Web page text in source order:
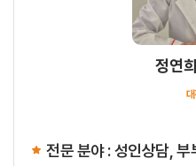
정연
전문 분야 : 성인상담,